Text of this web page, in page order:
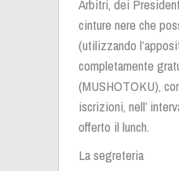
Arbitri, dei
cinture nere che
(utilizzando
completamente
(MUSHOTOKU),
iscrizioni, nell’
offerto il lunch.
La segreteria